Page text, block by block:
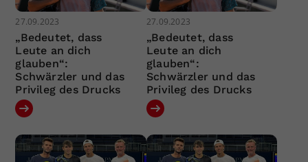
27.09.2023
„Bedeutet, dass
Leute an dich
glauben“:
Schwärzler und das
Privileg des Drucks
27.09.2023
„Bedeutet, dass
Leute an dich
glauben“:
Schwärzler und das
Privileg des Drucks